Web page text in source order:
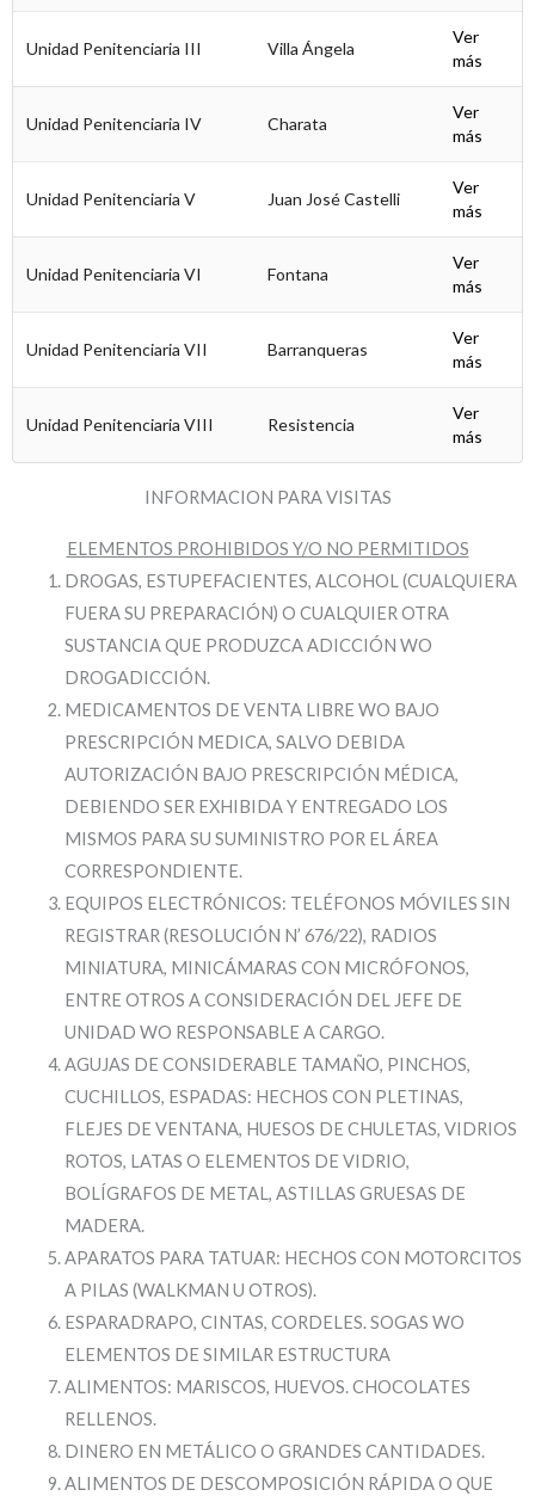
Unidad Penitenciaria III Villa Ángela
Ver
más
Unidad Penitenciaria IV Charata
Ver
más
Unidad Penitenciaria V Juan José Castelli
Ver
más
Unidad Penitenciaria VI Fontana
Ver
más
Unidad Penitenciaria VII Barranqueras
Ver
más
Unidad Penitenciaria VIII Resistencia
Ver
más
INFORMACION PARA VISITAS
ELEMENTOS PROHIBIDOS Y/O NO PERMITIDOS
DROGAS, ESTUPEFACIENTES, ALCOHOL (CUALQUIERA
FUERA SU PREPARACIÓN) O CUALQUIER OTRA
SUSTANCIA QUE PRODUZCA ADICCIÓN WO
DROGADICCIÓN.
MEDICAMENTOS DE VENTA LIBRE WO BAJO
PRESCRIPCIÓN MEDICA, SALVO DEBIDA
AUTORIZACIÓN BAJO PRESCRIPCIÓN MÉDICA,
DEBIENDO SER EXHIBIDA Y ENTREGADO LOS
MISMOS PARA SU SUMINISTRO POR EL ÁREA
CORRESPONDIENTE.
EQUIPOS ELECTRÓNICOS: TELÉFONOS MÓVILES SIN
REGISTRAR (RESOLUCIÓN N’ 676/22), RADIOS
MINIATURA, MINICÁMARAS CON MICRÓFONOS,
ENTRE OTROS A CONSIDERACIÓN DEL JEFE DE
UNIDAD WO RESPONSABLE A CARGO.
AGUJAS DE CONSIDERABLE TAMAÑO, PINCHOS,
CUCHILLOS, ESPADAS: HECHOS CON PLETINAS,
FLEJES DE VENTANA, HUESOS DE CHULETAS, VIDRIOS
ROTOS, LATAS O ELEMENTOS DE VIDRIO,
BOLÍGRAFOS DE METAL, ASTILLAS GRUESAS DE
MADERA.
APARATOS PARA TATUAR: HECHOS CON MOTORCITOS
A PILAS (WALKMAN U OTROS).
ESPARADRAPO, CINTAS, CORDELES. SOGAS WO
ELEMENTOS DE SIMILAR ESTRUCTURA
ALIMENTOS: MARISCOS, HUEVOS. CHOCOLATES
RELLENOS.
DINERO EN METÁLICO O GRANDES CANTIDADES.
ALIMENTOS DE DESCOMPOSICIÓN RÁPIDA O QUE